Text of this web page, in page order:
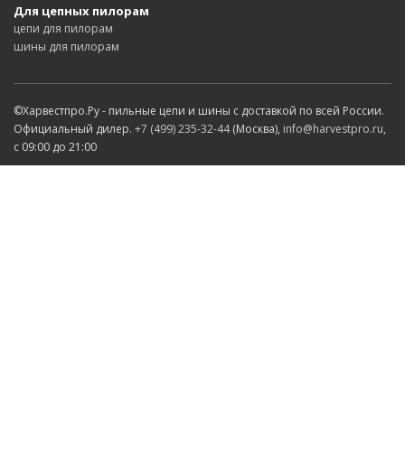
Для цепных пилорам
цепи для пилорам
шины для пилорам
©Харвестпро.Ру - пильные цепи и шины с доставкой по всей России.
Официальный дилер. +7 (499) 235-32-44(Москва), info@harvestpro.ru,
с 09:00 до 21:00